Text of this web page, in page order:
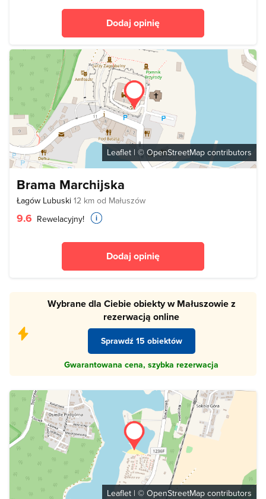
Dodaj opinię
Leaflet | © OpenStreetMap contributors
Brama Marchijska
Łagów Lubuski 12 km od Małuszów
9.6 Rewelacyjny!
Dodaj opinię
Wybrane dla Ciebie obiekty w Małuszowie z
rezerwacją online
Sprawdź 15 obiektów
Gwarantowana cena, szybka rezerwacja
Leaflet | © OpenStreetMap contributors